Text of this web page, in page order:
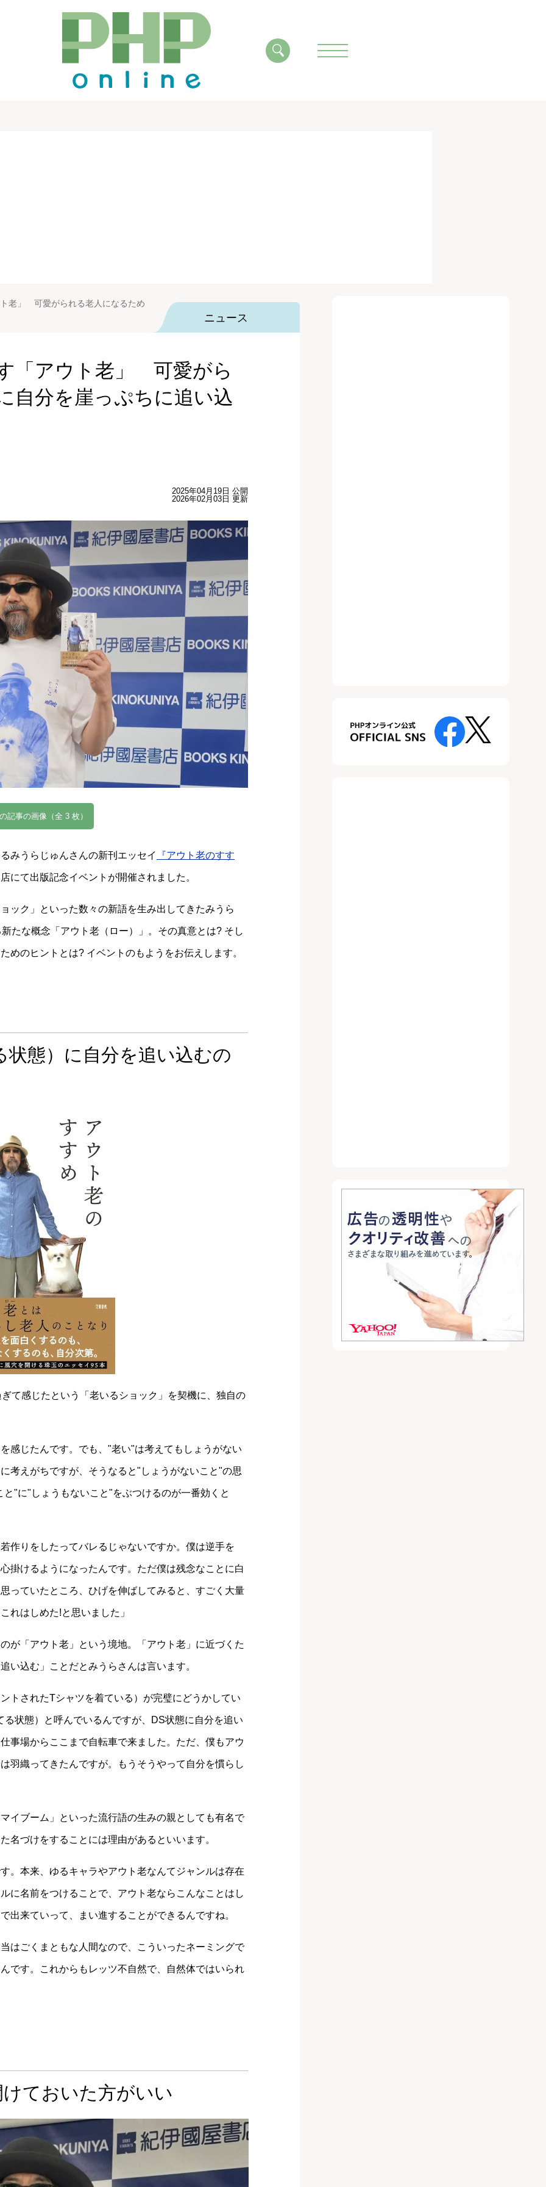
老」 可愛がられる老人になるため
ニュース
「アウト老」 可愛がら
自分を崖っぷちに追い込
2025年04月19日 公開
2026年02月03日 更新
記事の画像（全 3 枚）
みうらじゅんさんの新刊エッセイ 『アウト老のすす
にて出版記念イベントが開催されました。
ック」といった数々の新語を生み出してきたみうら
たな概念「アウト老（ロー）」。その真意とは? そし
めのヒントとは? イベントのもようをお伝えします。
態）に自分を追い込むの
て感じたという「老いるショック」を契機に、独自の
感じたんです。でも、"老い"は考えてもしょうがない
考えがちですが、そうなると"しょうがないこと"の思
"に"しょうもないこと"をぶつけるのが一番効くと
作りをしたってバレるじゃないですか。僕は逆手を
掛けるようになったんです。ただ僕は残念なことに白
っていたところ、ひげを伸ばしてみると、すごく大量
れはしめた!と思いました」
が「アウト老」という境地。「アウト老」に近づくた
い込む」ことだとみうらさんは言います。
トされたTシャツを着ている）が完璧にどうかしてい
状態）と呼んでいるんですが、DS状態に自分を追い
事場からここまで自転車で来ました。ただ、僕もアウ
羽織ってきたんですが。もうそうやって自分を慣らし
イブーム」といった流行語の生みの親としても有名で
名づけをすることには理由があるといいます。
。本来、ゆるキャラやアウト老なんてジャンルは存在
に名前をつけることで、アウト老ならこんなことはし
出来ていって、まい進することができるんですね。
はごくまともな人間なので、こういったネーミングで
です。これからもレッツ不自然で、自然体ではいられ
ておいた方がいい